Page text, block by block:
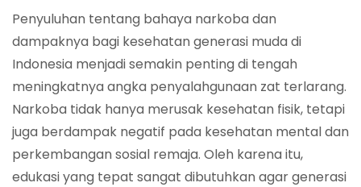
Penyuluhan tentang bahaya narkoba dan
dampaknya bagi kesehatan generasi muda di
Indonesia menjadi semakin penting di tengah
meningkatnya angka penyalahgunaan zat terlarang.
Narkoba tidak hanya merusak kesehatan fisik, tetapi
juga berdampak negatif pada kesehatan mental dan
perkembangan sosial remaja. Oleh karena itu,
edukasi yang tepat sangat dibutuhkan agar generasi